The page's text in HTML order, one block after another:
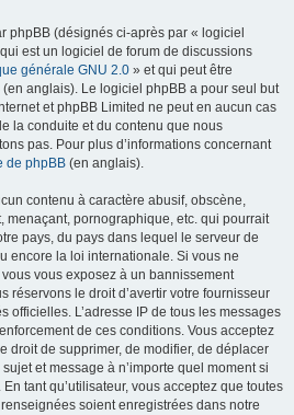
phpBB (désignés ci-après par « logiciel
est un logiciel de forum de discussions
générale GNU 2.0 » et qui peut être
(en anglais). Le logiciel phpBB a pour seul but
et phpBB Limited ne peut en aucun cas
la conduite et du contenu que nous
pas. Pour plus d’informations concernant
de phpBB (en anglais).
contenu à caractère abusif, obscène,
menaçant, pornographique, etc. qui pourrait
pays, du pays dans lequel le serveur de
encore la loi internationale. Si vous ne
vous exposez à un bannissement
réservons le droit d’avertir votre fournisseur
officielles. L’adresse IP de tous les messages
de ces conditions. Vous acceptez
droit de supprimer, de modifier, de déplacer
et message à n’importe quel moment si
tant qu’utilisateur, vous acceptez que toutes
soient enregistrées dans notre